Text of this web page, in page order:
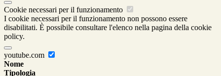
Cookie necessari per il funzionamento
I cookie necessari per il funzionamento non possono essere
disabilitati. È possibile consultare l'elenco nella pagina della cookie
policy.
youtube.com
Nome
Tipologia